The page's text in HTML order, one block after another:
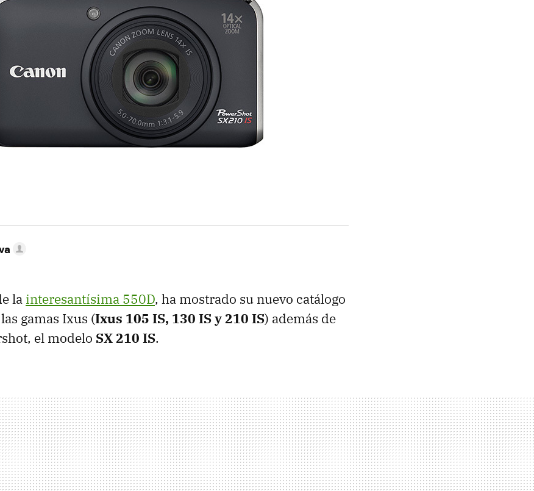
la interesantísima 550D, ha mostrado su nuevo catálogo
gamas Ixus (Ixus 105 IS, 130 IS y 210 IS) además de
el modelo SX 210 IS.